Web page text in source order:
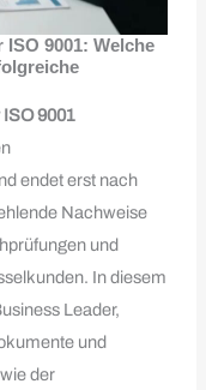
9001: Welche
9001
endet erst nach
Nachweise
und
In diesem
Leader,
und
der